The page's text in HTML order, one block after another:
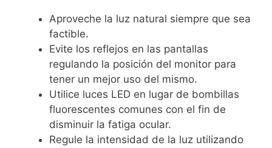
Aproveche la luz natural siempre que sea
factible.
Evite los reflejos en las pantallas
regulando la posición del monitor para
tener un mejor uso del mismo.
Utilice luces LED en lugar de bombillas
fluorescentes comunes con el fin de
disminuir la fatiga ocular.
Regule la intensidad de la luz utilizando